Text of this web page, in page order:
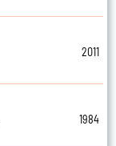
2011
1984